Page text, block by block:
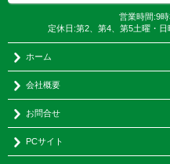
営業時間:9
定休日:第2、第4、第5土曜・
ホーム
会社概要
お問合せ
PCサイト